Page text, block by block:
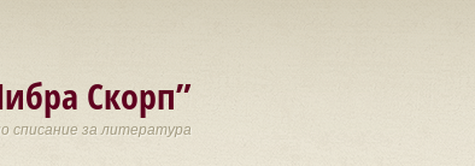
Скорп”
списание за литература